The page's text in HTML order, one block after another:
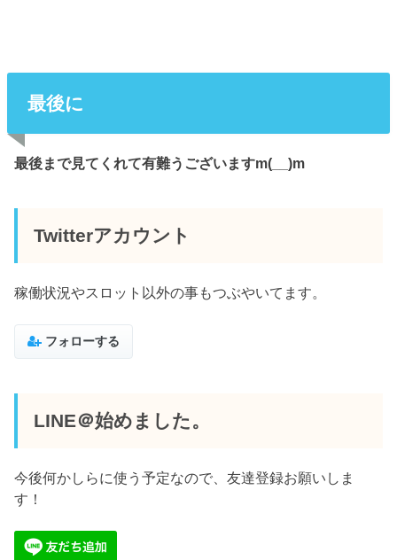
最後に
最後まで見てくれて有難うございますm(__)m
Twitterアカウント
稼働状況やスロット以外の事もつぶやいてます。
フォローする
LINE＠始めました。
今後何かしらに使う予定なので、友達登録お願いしま
す！